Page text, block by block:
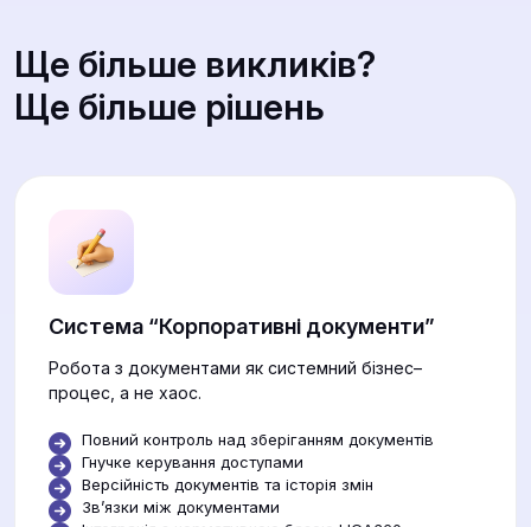
Ще більше викликів?
Ще більше рішень
Система “Корпоративні документи”
Робота з документами як системний бізнес–
процес, а не хаос.
Повний контроль над зберіганням документів
Гнучке керування доступами
Версійність документів та історія змін
Звʼязки між документами